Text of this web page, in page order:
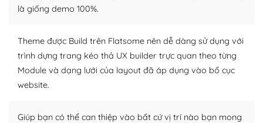
Cộng đồng sử dụng WordPress sẵn sàng hỗ trợ bạn
– Đa dạng plugin và themes
Plugin mở rộng là thành phần cài đặt thêm vào
WordPress để tăng thêm các tính năng cần thiết. Có
nhiều plugin trả phí hoặc miễn phí.
Nhờ lượng người dùng đông đảo, thư viện themes và
là giống demo 100%.
Theme được Build trên Flatsome nên dễ dàng sử dụng với
trình dựng trang kéo thả UX builder trực quan theo từng
Module và dạng lưới của layout đã áp dụng vào bố cục
website.
Giúp bạn có thể can thiệp vào bất cứ vị trí nào bạn mong